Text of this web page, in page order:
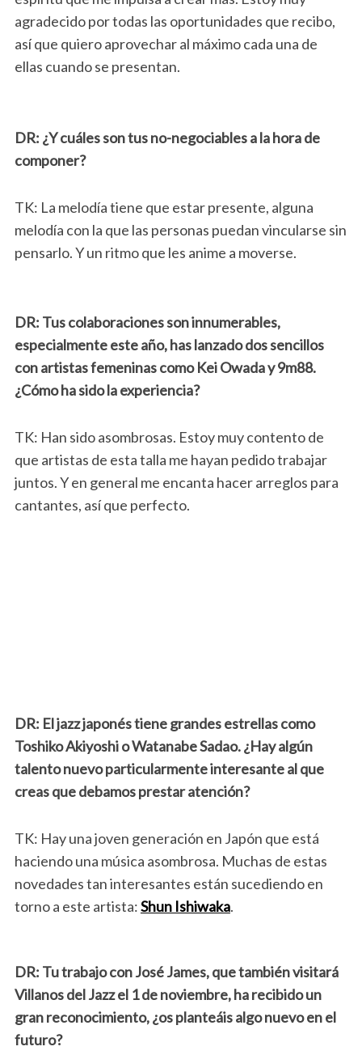
agradecido por todas las oportunidades que recibo,
así que quiero aprovechar al máximo cada una de
ellas cuando se presentan.
DR: ¿Y cuáles son tus no-negociables a la hora de
componer?
TK: La melodía tiene que estar presente, alguna
melodía con la que las personas puedan vincularse sin
pensarlo. Y un ritmo que les anime a moverse.
DR: Tus colaboraciones son innumerables,
especialmente este año, has lanzado dos sencillos
con artistas femeninas como Kei Owada y 9m88.
¿Cómo ha sido la experiencia?
TK: Han sido asombrosas. Estoy muy contento de
que artistas de esta talla me hayan pedido trabajar
juntos. Y en general me encanta hacer arreglos para
cantantes, así que perfecto.
DR: El jazz japonés tiene grandes estrellas como
Toshiko Akiyoshi o Watanabe Sadao. ¿Hay algún
talento nuevo particularmente interesante al que
creas que debamos prestar atención?
TK: Hay una joven generación en Japón que está
haciendo una música asombrosa. Muchas de estas
novedades tan interesantes están sucediendo en
torno a este artista:Shun Ishiwaka.
DR: Tu trabajo con José James, que también visitará
Villanos del Jazz el 1 de noviembre, ha recibido un
gran reconocimiento, ¿os planteáis algo nuevo en el
futuro?